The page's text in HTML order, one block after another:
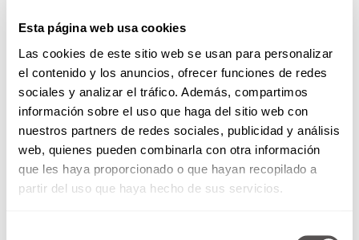
Esta página web usa cookies
Las cookies de este sitio web se usan para personalizar
el contenido y los anuncios, ofrecer funciones de redes
sociales y analizar el tráfico. Además, compartimos
información sobre el uso que haga del sitio web con
nuestros partners de redes sociales, publicidad y análisis
web, quienes pueden combinarla con otra información
que les haya proporcionado o que hayan recopilado a
partir del uso que haya hecho de sus servicios.